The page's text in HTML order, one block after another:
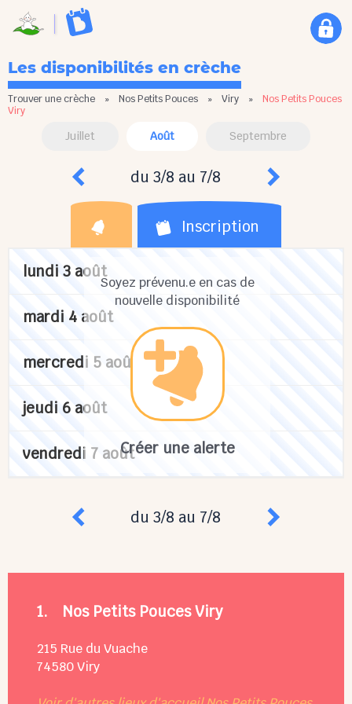
Les disponibilités en crèche
Trouver une crèche » Nos Petits Pouces » Viry » Nos Petits Pouces
Viry
Juillet Août Septembre
du 3/8 au 7/8
Inscription
Soyez prévenu.e en cas de
nouvelle disponibilité
Créer une alerte
lundi 3 août
mardi 4 août
mercredi 5 août
jeudi 6 août
vendredi 7 août
du 3/8 au 7/8
1. Nos Petits Pouces Viry
215 Rue du Vuache
74580 Viry